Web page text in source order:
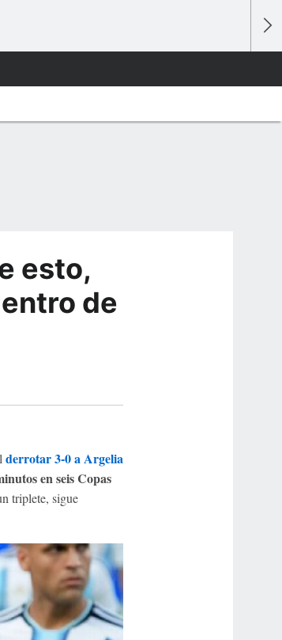
esto,
de
derrotar 3-0 a Argelia
en seis Copas
triplete, sigue